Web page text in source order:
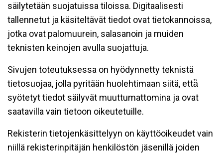
säilytetään suojatuissa tiloissa. Digitaalisesti
tallennetut ja käsiteltävät tiedot ovat tietokannoissa,
jotka ovat palomuurein, salasanoin ja muiden
teknisten keinojen avulla suojattuja.
Sivujen toteutuksessa on hyödynnetty teknistä
tietosuojaa, jolla pyritään huolehtimaan siitä, että̈
syötetyt tiedot säilyvät muuttumattomina ja ovat
saatavilla vain tietoon oikeutetuille.
Rekisterin tietojenkäsittelyyn on käyttöoikeudet vain
niillä rekisterinpitäjän henkilöstön jäsenillä joiden